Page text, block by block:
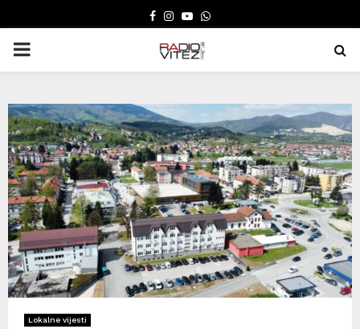
FACEBOOK
INSTAGRAM
YOUTUBE
WHATSAPP
PRIMARY
Lokalne vijesti